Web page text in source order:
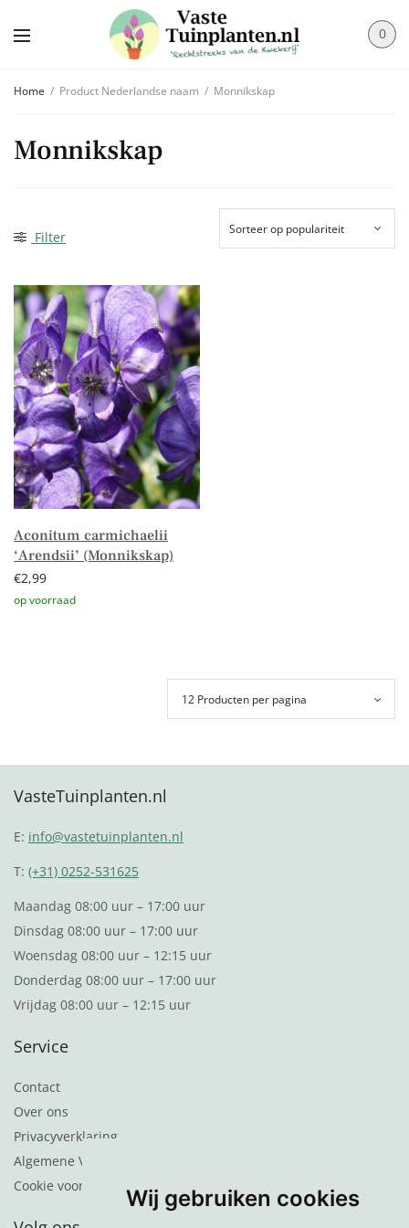
Wij gebruiken cookies
0
Home / Product Nederlandse naam / Monnikskap
Monnikskap
Filter
Aconitum carmichaelii
‘Arendsii’ (Monnikskap)
€2,99
VasteTuinplanten.nl
E: info@vastetuinplanten.nl
T:(+31) 0252-531625
Maandag 08:00 uur – 17:00 uur
Dinsdag 08:00 uur – 17:00 uur
Woensdag 08:00 uur – 12:15 uur
Donderdag 08:00 uur – 17:00 uur
Vrijdag 08:00 uur – 12:15 uur
Service
Contact
Over ons
Privacyverklaring
Algemene Voorwaarden
Cookie voorkeuren